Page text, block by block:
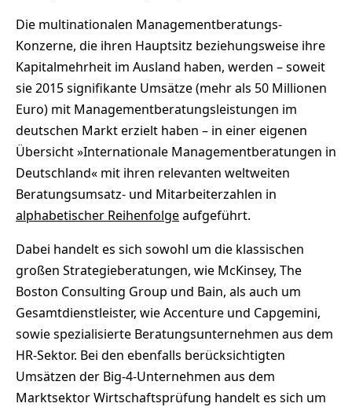
Die multinationalen Managementberatungs-
Konzerne, die ihren Hauptsitz beziehungsweise ihre
Kapitalmehrheit im Ausland haben, werden – soweit
sie 2015 signifikante Umsätze (mehr als 50 Millionen
Euro) mit Managementberatungsleistungen im
deutschen Markt erzielt haben – in einer eigenen
Übersicht »Internationale Managementberatungen in
Deutschland« mit ihren relevanten weltweiten
Beratungsumsatz- und Mitarbeiterzahlen in
alphabetischer Reihenfolgeaufgeführt.
Dabei handelt es sich sowohl um die klassischen
großen Strategieberatungen, wie McKinsey, The
Boston Consulting Group und Bain, als auch um
Gesamtdienstleister, wie Accenture und Capgemini,
sowie spezialisierte Beratungsunternehmen aus dem
HR-Sektor. Bei den ebenfalls berücksichtigten
Umsätzen der Big-4-Unternehmen aus dem
Marktsektor Wirtschaftsprüfung handelt es sich um